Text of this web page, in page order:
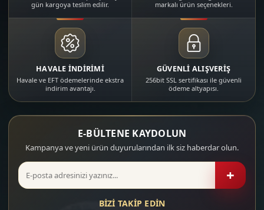
gün kargoya teslim edilir.
markalı ürün seçenekleri.
HAVALE İNDİRİMİ
Havale ve EFT ödemelerinde ekstra
indirim avantajı.
GÜVENLİ ALIŞVERİŞ
256bit SSL sertifikası ile güvenli
ödeme altyapısı.
E-BÜLTENE KAYDOLUN
Kampanya ve yeni ürün duyurularından ilk siz haberdar olun.
+
BİZİ TAKİP EDİN